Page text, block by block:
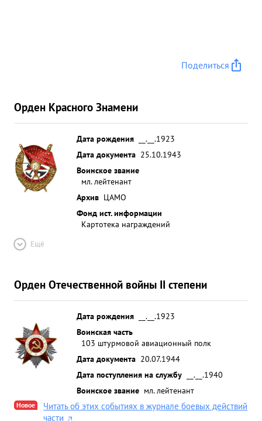
Поделиться
Орден Красного Знамени
Дата рождения
__.__.1923
Дата документа 25.10.1943
Воинское звание
мл. лейтенант
Архив ЦАМО
Фонд ист. информации
Картотека награждений
Ещё
Орден Отечественной войны II степени
Дата рождения
__.__.1923
Воинская часть
103 штурмовой авиационный полк
Дата документа 20.07.1944
Дата поступления на службу
__.__.1940
Воинское звание мл. лейтенант
Новое
Читать об этих событиях в журнале боевых действий
части